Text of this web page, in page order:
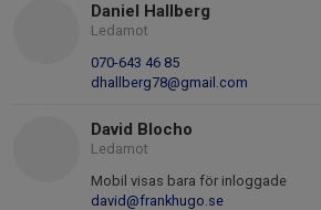
Daniel Hallberg
Ledamot
070-643 46 85
dhallberg78@gmail.com
David Blocho
Ledamot
Mobil visas bara för inloggade
david@frankhugo.se